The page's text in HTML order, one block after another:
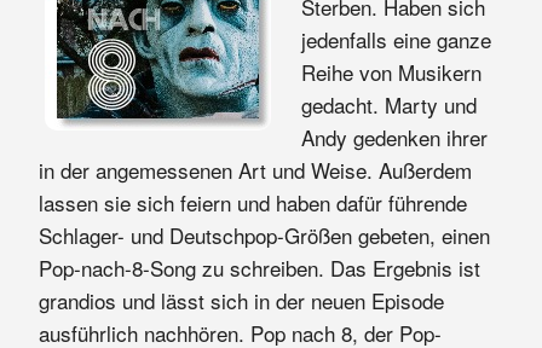
Sterben. Haben sich
jedenfalls eine ganze
Reihe von Musikern
gedacht. Marty und
Andy gedenken ihrer
in der angemessenen Art und Weise. Außerdem
lassen sie sich feiern und haben dafür führende
Schlager- und Deutschpop-Größen gebeten, einen
Pop-nach-8-Song zu schreiben. Das Ergebnis ist
grandios und lässt sich in der neuen Episode
ausführlich nachhören. Pop nach 8, der Pop-